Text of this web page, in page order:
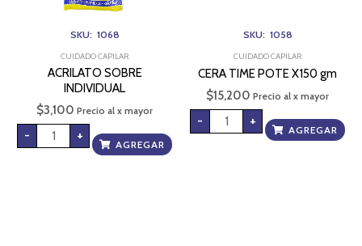
SKU: 1068
CUIDADO CAPILAR
ACRILATO SOBRE
INDIVIDUAL
$3,100 Precio al x mayor
- +
AGREGAR
SKU: 1058
CUIDADO CAPILAR
CERA TIME POTE X150 gm
$15,200 Precio al x mayor
- +
AGREGAR